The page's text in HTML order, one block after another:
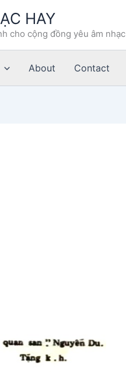
HAY
cho cộng đồng yêu âm nhạc
About Contact